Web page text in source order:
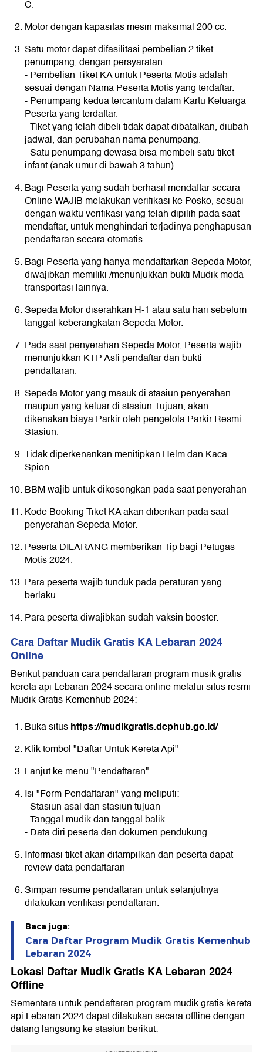
C.
Motor dengan kapasitas mesin maksimal 200 cc.
Satu motor dapat difasilitasi pembelian 2 tiket
penumpang, dengan persyaratan:
- Pembelian Tiket KA untuk Peserta Motis adalah
sesuai dengan Nama Peserta Motis yang terdaftar.
- Penumpang kedua tercantum dalam Kartu Keluarga
Peserta yang terdaftar.
- Tiket yang telah dibeli tidak dapat dibatalkan, diubah
jadwal, dan perubahan nama penumpang.
- Satu penumpang dewasa bisa membeli satu tiket
infant (anak umur di bawah 3 tahun).
Bagi Peserta yang sudah berhasil mendaftar secara
Online WAJIB melakukan verifikasi ke Posko, sesuai
dengan waktu verifikasi yang telah dipilih pada saat
mendaftar, untuk menghindari terjadinya penghapusan
pendaftaran secara otomatis.
Bagi Peserta yang hanya mendaftarkan Sepeda Motor,
diwajibkan memiliki /menunjukkan bukti Mudik moda
transportasi lainnya.
Sepeda Motor diserahkan H-1 atau satu hari sebelum
tanggal keberangkatan Sepeda Motor.
Pada saat penyerahan Sepeda Motor, Peserta wajib
menunjukkan KTP Asli pendaftar dan bukti
pendaftaran.
Sepeda Motor yang masuk di stasiun penyerahan
maupun yang keluar di stasiun Tujuan, akan
dikenakan biaya Parkir oleh pengelola Parkir Resmi
Stasiun.
Tidak diperkenankan menitipkan Helm dan Kaca
Spion.
BBM wajib untuk dikosongkan pada saat penyerahan
Kode Booking Tiket KA akan diberikan pada saat
penyerahan Sepeda Motor.
Peserta DILARANG memberikan Tip bagi Petugas
Motis 2024.
Para peserta wajib tunduk pada peraturan yang
berlaku.
Para peserta diwajibkan sudah vaksin booster.
Cara Daftar Mudik Gratis KA Lebaran 2024
Online
Berikut panduan cara pendaftaran program musik gratis
kereta api Lebaran 2024 secara online melalui situs resmi
Mudik Gratis Kemenhub 2024:
Buka situshttps://mudikgratis.dephub.go.id/
Klik tombol "Daftar Untuk Kereta Api"
Lanjut ke menu "Pendaftaran"
Isi "Form Pendaftaran" yang meliputi:
- Stasiun asal dan stasiun tujuan
- Tanggal mudik dan tanggal balik
- Data diri peserta dan dokumen pendukung
Informasi tiket akan ditampilkan dan peserta dapat
review data pendaftaran
Simpan resume pendaftaran untuk selanjutnya
dilakukan verifikasi pendaftaran.
Baca juga:
Cara Daftar Program Mudik Gratis Kemenhub
Lebaran 2024
Lokasi Daftar Mudik Gratis KA Lebaran 2024
Offline
Sementara untuk pendaftaran program mudik gratis kereta
api Lebaran 2024 dapat dilakukan secara offline dengan
datang langsung ke stasiun berikut: